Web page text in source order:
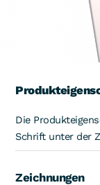
Die
Schrift unter der
Zeichnungen